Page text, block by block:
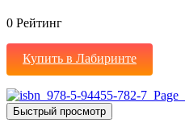
0 Рейтинг
Купить в Лабиринте
Быстрый просмотр